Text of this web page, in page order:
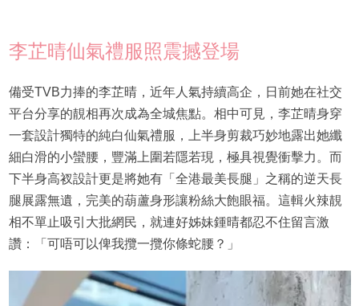
李芷晴仙氣禮服照震撼登場
備受TVB力捧的李芷晴，近年人氣持續高企，日前她在社交
平台分享的靚相再次成為全城焦點。相中可見，李芷晴身穿
一套設計獨特的純白仙氣禮服，上半身剪裁巧妙地露出她纖
細白滑的小蠻腰，豐滿上圍若隱若現，極具視覺衝擊力。而
下半身高衩設計更是將她有「全港最美長腿」之稱的逆天長
腿展露無遺，完美的葫蘆身形讓粉絲大飽眼福。這輯火辣靚
相不單止吸引大批網民，就連好姊妹鍾晴都忍不住留言激
讚：「可唔可以俾我攬一攬你條蛇腰？」